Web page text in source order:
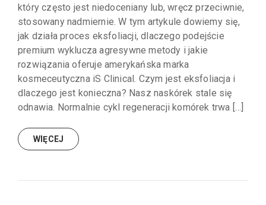
który często jest niedoceniany lub, wręcz przeciwnie,
stosowany nadmiernie. W tym artykule dowiemy się,
jak działa proces eksfoliacji, dlaczego podejście
premium wyklucza agresywne metody i jakie
rozwiązania oferuje amerykańska marka
kosmeceutyczna iS Clinical. Czym jest eksfoliacja i
dlaczego jest konieczna? Nasz naskórek stale się
odnawia. Normalnie cykl regeneracji komórek trwa […]
WIĘCEJ